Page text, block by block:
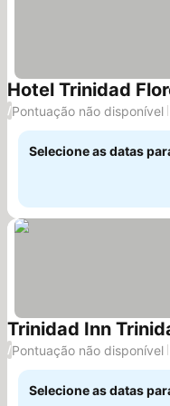
Hotel Trinidad
/Pontuação não disponível
Selecione as datas
Trinidad Inn
/Pontuação não disponível
Selecione as datas